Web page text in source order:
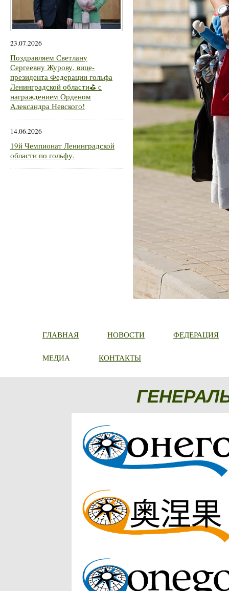
23.07.2026
Поздравляем Светлану
Сергеевну Журову, вице-
президента Федерации гольфа
Ленинградской области⛳ с
награждением Орденом
Александра Невского!
14.06.2026
19й Чемпионат Ленинградской
области по гольфу.
ГЛАВНАЯ НОВОСТИ ФЕДЕРАЦИЯ
МЕДИА КОНТАКТЫ